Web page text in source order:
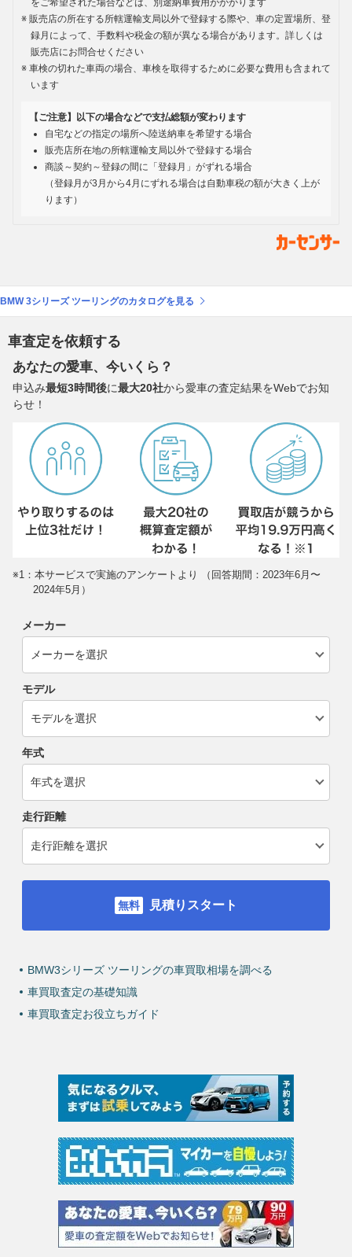
をご希望された場合などは、別途納車費用がかかります
販売店の所在する所轄運輸支局以外で登録する際や、車の定置場所、登
録月によって、手数料や税金の額が異なる場合があります。詳しくは
販売店にお問合せください
車検の切れた車両の場合、車検を取得するために必要な費用も含まれて
います
【ご注意】以下の場合などで支払総額が変わります
自宅などの指定の場所へ陸送納車を希望する場合
販売店所在地の所轄運輸支局以外で登録する場合
商談～契約～登録の間に「登録月」がずれる場合
（登録月が3月から4月にずれる場合は自動車税の額が大きく上が
ります）
BMW 3シリーズ ツーリングのカタログを見る
車査定を依頼する
あなたの愛車、今いくら？
申込み最短3時間後に最大20社から愛車の査定結果をWebでお知
らせ！
※1：本サービスで実施のアンケートより （回答期間：2023年6月〜
2024年5月）
メーカー
モデル
年式
走行距離
見積りスタート
BMW3シリーズ ツーリングの車買取相場を調べる
車買取査定の基礎知識
車買取査定お役立ちガイド